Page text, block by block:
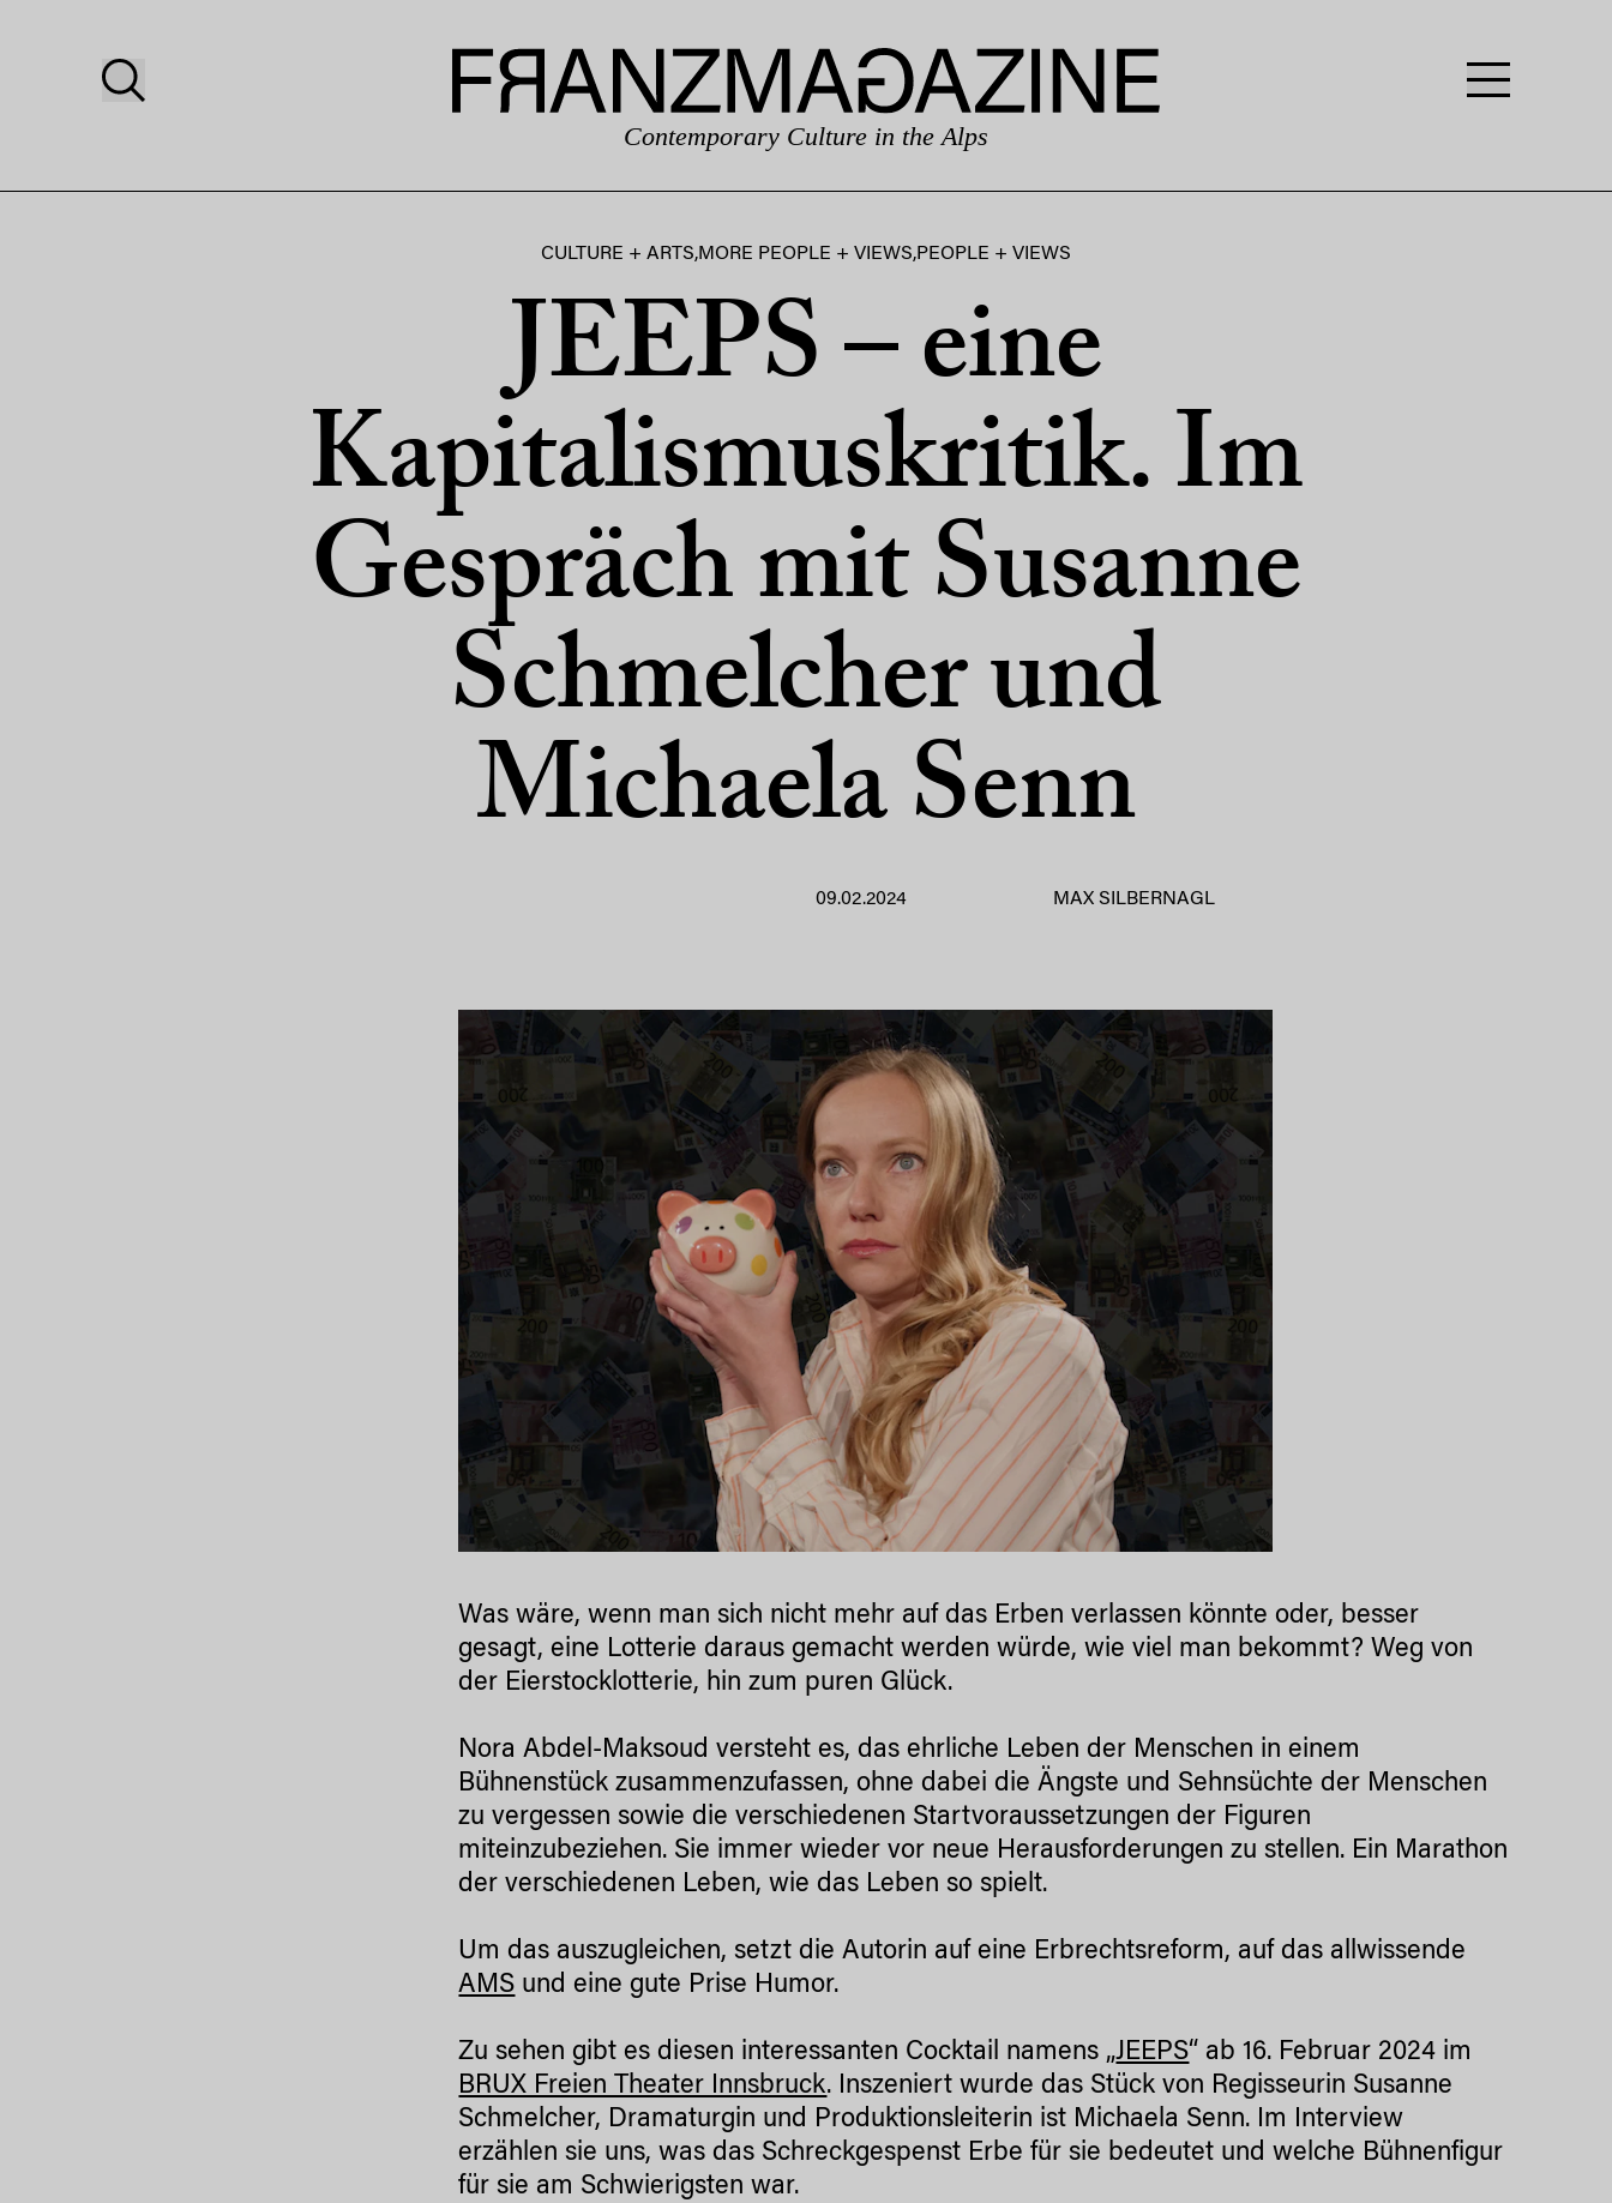
Contemporary Culture in the Alps
CULTURE + ARTS,MORE PEOPLE + VIEWS,PEOPLE + VIEWS
JEEPS – eine
Kapitalismuskritik. Im
Gespräch mit Susanne
Schmelcher und
Michaela Senn
09.02.2024 MAX SILBERNAGL
Was wäre, wenn man sich nicht mehr auf das Erben verlassen könnte oder, besser
gesagt, eine Lotterie daraus gemacht werden würde, wie viel man bekommt? Weg von
der Eierstocklotterie, hin zum puren Glück.
Nora Abdel-Maksoud versteht es, das ehrliche Leben der Menschen in einem
Bühnenstück zusammenzufassen, ohne dabei die Ängste und Sehnsüchte der Menschen
zu vergessen sowie die verschiedenen Startvoraussetzungen der Figuren
miteinzubeziehen. Sie immer wieder vor neue Herausforderungen zu stellen. Ein Marathon
der verschiedenen Leben, wie das Leben so spielt.
Um das auszugleichen, setzt die Autorin auf eine Erbrechtsreform, auf das allwissende
AMS und eine gute Prise Humor.
Zu sehen gibt es diesen interessanten Cocktail namens „JEEPS“ ab 16. Februar 2024 im
BRUX Freien Theater Innsbruck. Inszeniert wurde das Stück von Regisseurin Susanne
Schmelcher, Dramaturgin und Produktionsleiterin ist Michaela Senn. Im Interview
erzählen sie uns, was das Schreckgespenst Erbe für sie bedeutet und welche Bühnenfigur
für sie am Schwierigsten war.